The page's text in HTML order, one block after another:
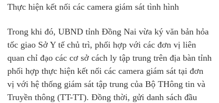
Thực hiện kết nối các camera giám sát tình hình
Trong khi đó, UBND tỉnh Đồng Nai vừa ký văn bản hỏa
tốc giao Sở Y tế chủ trì, phối hợp với các đơn vị liên
quan chỉ đạo các cơ sở cách ly tập trung trên địa bàn tỉnh
phối hợp thực hiện kết nối các camera giám sát tại đơn
vị với hệ thống giám sát tập trung của Bộ THông tin và
Truyền thông (TT-TT). Đồng thời, gửi danh sách đầu